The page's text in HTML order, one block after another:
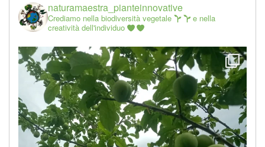
naturamaestra_pianteinnovative
Crediamo nella biodiversità vegetale
e nella
creatività dell'individuo